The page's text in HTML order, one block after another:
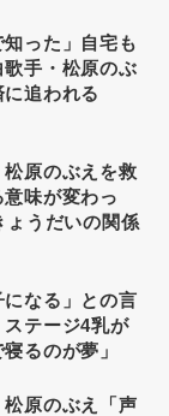
った」自宅も
手・松原のぶ
追われる
松原のぶえを救
味が変わっ
ょうだいの関係
になる」との言
テージ4乳が
るのが夢」
原のぶえ「声